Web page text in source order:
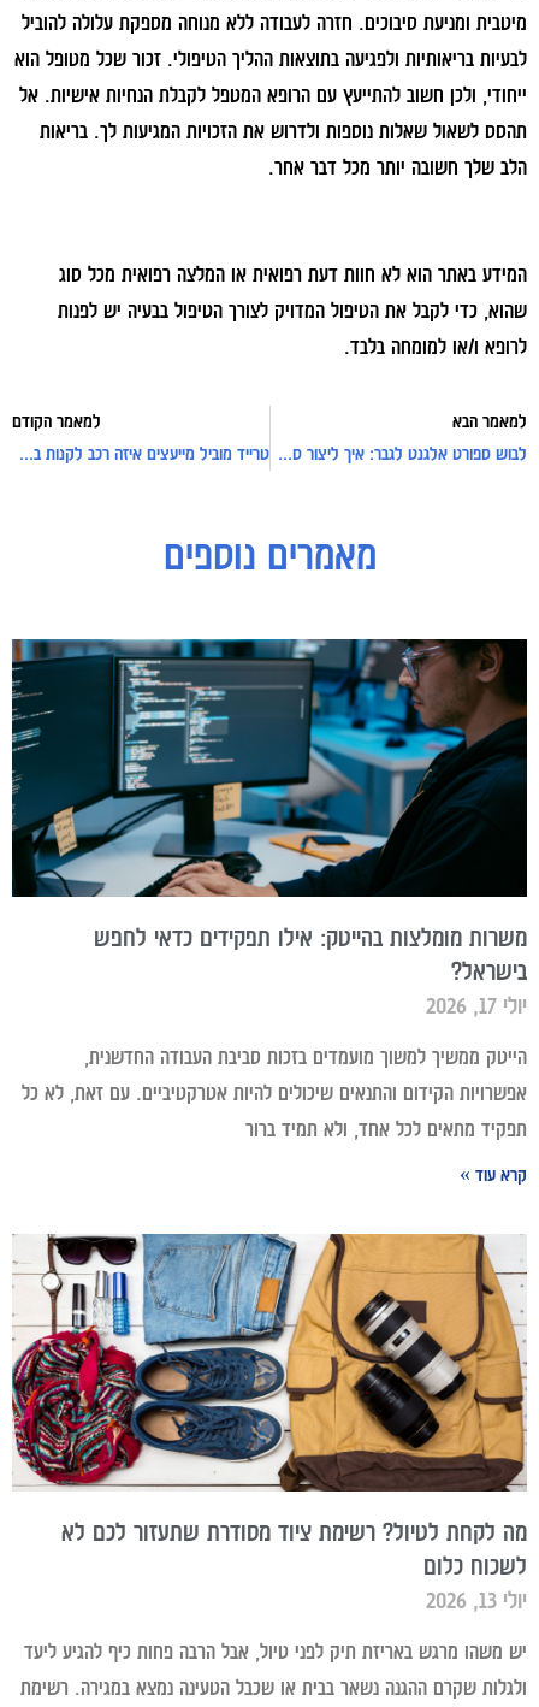
מיטבית ומניעת סיבוכים. חזרה לעבודה ללא מנוחה מספקת עלולה להוביל
לבעיות בריאותיות ולפגיעה בתוצאות ההליך הטיפולי. זכור שכל מטופל הוא
ייחודי, ולכן חשוב להתייעץ עם הרופא המטפל לקבלת הנחיות אישיות. אל
תהסס לשאול שאלות נוספות ולדרוש את הזכויות המגיעות לך. בריאות
הלב שלך חשובה יותר מכל דבר אחר.
המידע באתר הוא לא חוות דעת רפואית או המלצה רפואית מכל סוג
שהוא, כדי לקבל את הטיפול המדויק לצורך הטיפול בבעיה יש לפנות
לרופא ו/או למומחה בלבד.
למאמר הבא
לבוש ספורט אלגנט לגבר: איך ליצור סטייל מנצח לכל מצב?
למאמר הקודם
טרייד מוביל מייעצים איזה רכב לקנות בהתאם לצרכים ולתקציב האישי
מאמרים נוספים
משרות מומלצות בהייטק: אילו תפקידים כדאי לחפש
בישראל?
יולי 17, 2026
הייטק ממשיך למשוך מועמדים בזכות סביבת העבודה החדשנית,
אפשרויות הקידום והתנאים שיכולים להיות אטרקטיביים. עם זאת, לא כל
תפקיד מתאים לכל אחד, ולא תמיד ברור
קרא עוד »
מה לקחת לטיול? רשימת ציוד מסודרת שתעזור לכם לא
לשכוח כלום
יולי 13, 2026
יש משהו מרגש באריזת תיק לפני טיול, אבל הרבה פחות כיף להגיע ליעד
ולגלות שקרם ההגנה נשאר בבית או שכבל הטעינה נמצא במגירה. רשימת